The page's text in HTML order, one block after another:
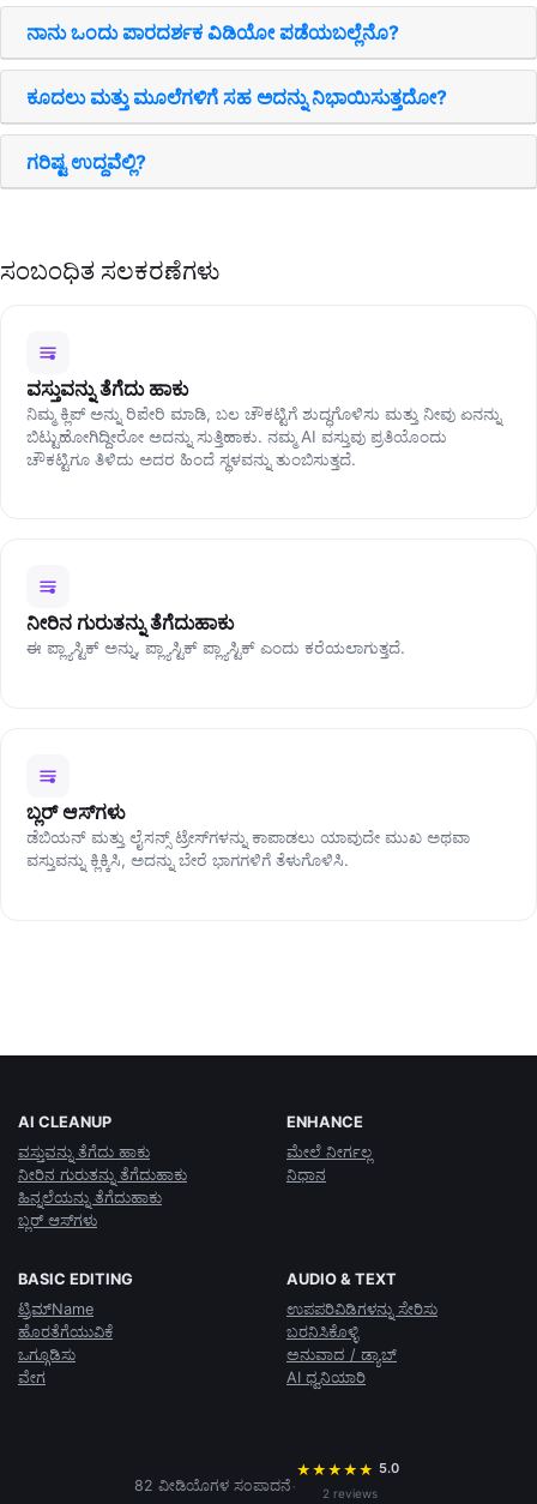
ನಾನು ಒಂದು ಪಾರದರ್ಶಕ ವಿಡಿಯೋ ಪಡೆಯಬಲ್ಲೆನೊ?
ಕೂದಲು ಮತ್ತು ಮೂಲೆಗಳಿಗೆ ಸಹ ಅದನ್ನು ನಿಭಾಯಿಸುತ್ತದೋ?
ಗರಿಷ್ಟ ಉದ್ದವೆಲ್ಲಿ?
ಸಂಬಂಧಿತ ಸಲಕರಣೆಗಳು
ವಸ್ತುವನ್ನು ತೆಗೆದು ಹಾಕು
ನಿಮ್ಮ ಕ್ಲಿಪ್‌ ಅನ್ನು ರಿಪೇರಿ ಮಾಡಿ, ಬಲ ಚೌಕಟ್ಟಿಗೆ ಶುದ್ಧಗೊಳಿಸು ಮತ್ತು ನೀವು ಏನನ್ನು
ಬಿಟ್ಟುಹೋಗಿದ್ದೀರೋ ಅದನ್ನು ಸುತ್ತಿಹಾಕು. ನಮ್ಮ AI ವಸ್ತುವು ಪ್ರತಿಯೊಂದು
ಚೌಕಟ್ಟಿಗೂ ತಿಳಿದು ಅದರ ಹಿಂದೆ ಸ್ಥಳವನ್ನು ತುಂಬಿಸುತ್ತದೆ.
ನೀರಿನ ಗುರುತನ್ನು ತೆಗೆದುಹಾಕು
ಈ ಪ್ಲ್ಯಾಸ್ಟಿಕ್‌ ಅನ್ನು, ಪ್ಲ್ಯಾಸ್ಟಿಕ್‌ ಪ್ಲ್ಯಾಸ್ಟಿಕ್‌ ಎಂದು ಕರೆಯಲಾಗುತ್ತದೆ.
ಬ್ಲರ್‌ ಆಸ್‌ಗಳು
ಡೆಬಿಯನ್ ಮತ್ತು ಲೈಸನ್ಸ್ ಟ್ರೇಸ್‌ಗಳನ್ನು ಕಾಪಾಡಲು ಯಾವುದೇ ಮುಖ ಅಥವಾ
ವಸ್ತುವನ್ನು ಕ್ಲಿಕ್ಕಿಸಿ, ಅದನ್ನು ಬೇರೆ ಭಾಗಗಳಿಗೆ ತೆಳುಗೊಳಿಸಿ.
AI CLEANUP
ವಸ್ತುವನ್ನು ತೆಗೆದು ಹಾಕು
ನೀರಿನ ಗುರುತನ್ನು ತೆಗೆದುಹಾಕು
ಹಿನ್ನಲೆಯನ್ನು ತೆಗೆದುಹಾಕು
ಬ್ಲರ್‌ ಆಸ್‌ಗಳು
ENHANCE
ಮೇಲೆ ನೀರ್ಗಲ್ಲ
ನಿಧಾನ
BASIC EDITING
ಟ್ರಿಮ್Name
ಹೊರತೆಗೆಯುವಿಕೆ
ಒಗ್ಗೂಡಿಸು
ವೇಗ
AUDIO & TEXT
ಉಪಪರಿವಿಡಿಗಳನ್ನು ಸೇರಿಸು
ಬರನಿಸಿಕೊಳ್ಳಿ
ಅನುವಾದ / ಡ್ಯಾಬ್
AI ಧ್ವನಿಯಾರಿ
82 ವೀಡಿಯೊಗಳ ಸಂಪಾದನೆ·
★ ★ ★ ★ ★ 5.0
2 reviews